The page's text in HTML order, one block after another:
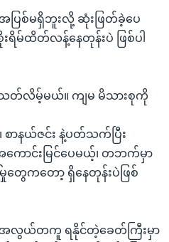
ပြစ်မရှိဘူးလို့ ဆုံးဖြတ်ခဲ့ပေ
မ်ထိတ်လန့်နေတုန်းပဲ ဖြစ်ပါ
တ်လိမ့်မယ်။ ကျမ မိသားစုကို
စာနယ်ဇင်း နဲ့ပတ်သက်ပြီး
ောင်းမြင်ပေမယ့်၊ တဘက်မှာ
ေကတော့ ရှိနေတုန်းပဲဖြစ်
လွယ်တကူ ရနိုင်တဲ့ခေတ်ကြီးမှာ